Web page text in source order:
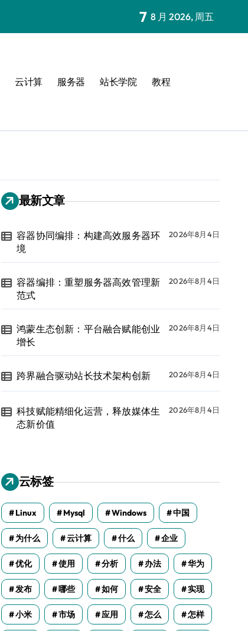
7 8 月 2026, 周五
云计算 服务器 站长学院 教程
最新文章
容器协同编排：构建高效服务器环
境
2026年8月4日
容器编排：重塑服务器高效管理新
范式
2026年8月4日
鸿蒙生态创新：平台融合赋能创业
增长
2026年8月4日
跨界融合驱动站长技术架构创新 2026年8月4日
科技赋能精细化运营，释放媒体生
态新价值
2026年8月4日
云标签
Linux Mysql Windows 中国
为什么 云计算 什么 企业
优化 使用 分析 办法 华为
发布 哪些 如何 安全 实现
小米 市场 应用 怎么 怎样